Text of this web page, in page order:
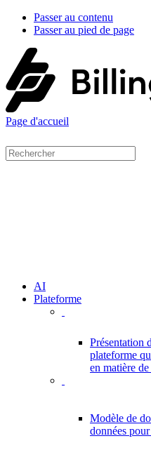
Passer au contenu
Passer au pied de page
Page d'accueil
AI
Plateforme
Présentation
plateforme
en matière
Modèle de
données